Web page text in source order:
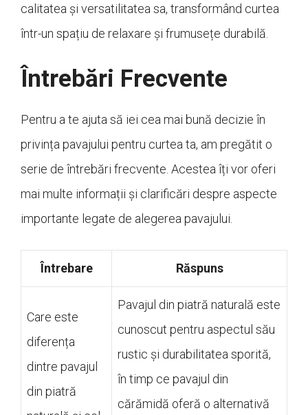
calitatea și versatilitatea sa, transformând curtea
într-un spațiu de relaxare și frumusețe durabilă.
Întrebări Frecvente
Pentru a te ajuta să iei cea mai bună decizie în
privința pavajului pentru curtea ta, am pregătit o
serie de întrebări frecvente. Acestea îți vor oferi
mai multe informații și clarificări despre aspecte
importante legate de alegerea pavajului.
Întrebare Răspuns
Care este
diferența
dintre pavajul
din piatră
Pavajul din piatră naturală este
cunoscut pentru aspectul său
rustic și durabilitatea sporită,
în timp ce pavajul din
cărămidă oferă o alternativă